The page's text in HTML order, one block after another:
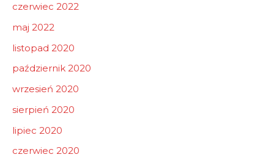
czerwiec 2022
maj 2022
listopad 2020
październik 2020
wrzesień 2020
sierpień 2020
lipiec 2020
czerwiec 2020